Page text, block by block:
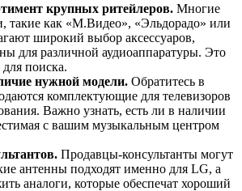
крупных ритейлеров. Многие
такие как «М.Видео», «Эльдорадо» или
широкий выбор аксессуаров,
для различной аудиоаппаратуры. Это
поиска.
нужной модели. Обратитесь в
комплектующие для телевизоров
Важно узнать, есть ли в наличии
с вашим музыкальным центром
Продавцы-консультанты могут
антенны подходят именно для LG, а
аналоги, которые обеспечат хороший